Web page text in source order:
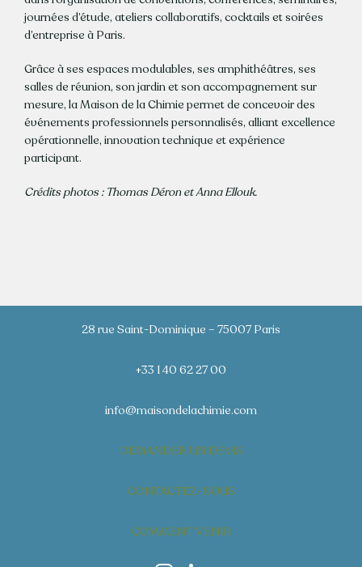
journées d’étude, ateliers collaboratifs, cocktails et soirées
d’entreprise à Paris.
Grâce à ses espaces modulables, ses amphithéâtres, ses
salles de réunion, son jardin et son accompagnement sur
mesure, la Maison de la Chimie permet de concevoir des
événements professionnels personnalisés, alliant excellence
opérationnelle, innovation technique et expérience
participant.
Crédits photos : Thomas Déron et Anna Ellouk.
28 rue Saint-Dominique – 75007 Paris
+33 1 40 62 27 00
info@maisondelachimie.com
DEMANDER UN DEVIS
CONTACTEZ-NOUS
COMMENT VENIR